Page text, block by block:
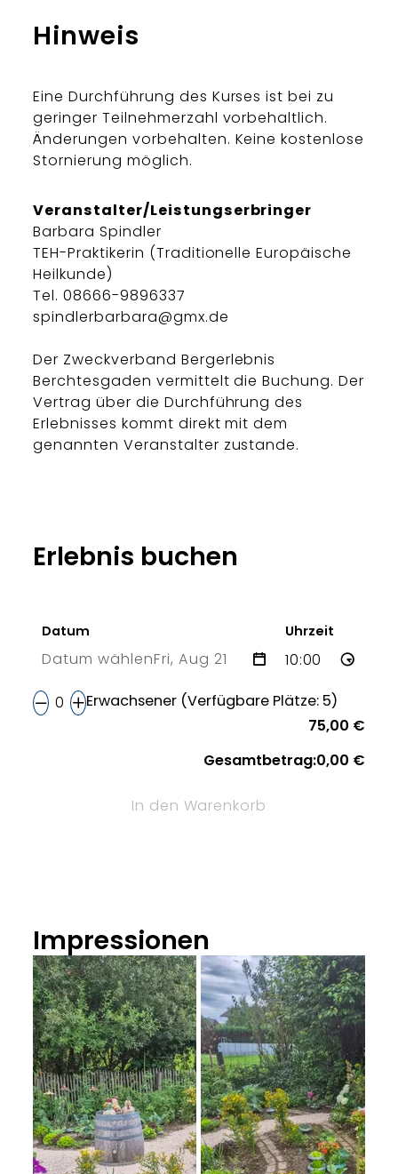
Hinweis
Eine Durchführung des Kurses ist bei zu
geringer Teilnehmerzahl vorbehaltlich.
Änderungen vorbehalten. Keine kostenlose
Stornierung möglich.
Veranstalter/Leistungserbringer
Barbara Spindler
TEH-Praktikerin (Traditionelle Europäische
Heilkunde)
Tel. 08666-9896337
spindlerbarbara@gmx.de
Der Zweckverband Bergerlebnis
Berchtesgaden vermittelt die Buchung. Der
Vertrag über die Durchführung des
Erlebnisses kommt direkt mit dem
genannten Veranstalter zustande.
Erlebnis buchen
Datum
Datum wählenFri, Aug 21
Uhrzeit
Erwachsener (Verfügbare Plätze: 5)
75,00 €
Gesamtbetrag:0,00 €
In den Warenkorb
Impressionen